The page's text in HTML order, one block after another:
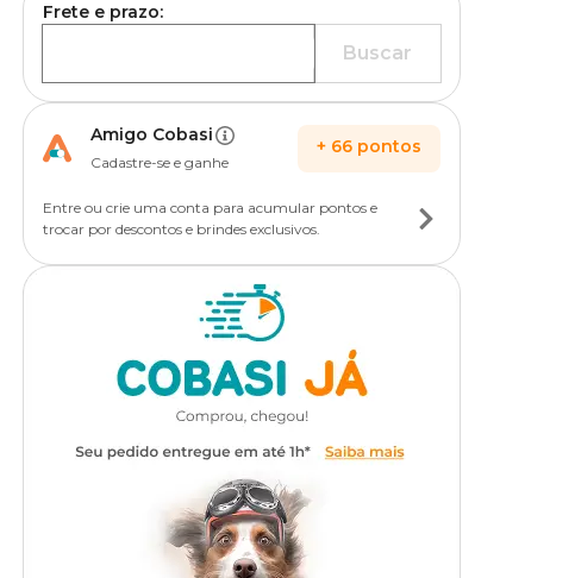
Frete e prazo:
Buscar
Amigo Cobasi
Cadastre-se e ganhe
+ 66 pontos
Entre ou crie uma conta para acumular pontos e
trocar por descontos e brindes exclusivos.